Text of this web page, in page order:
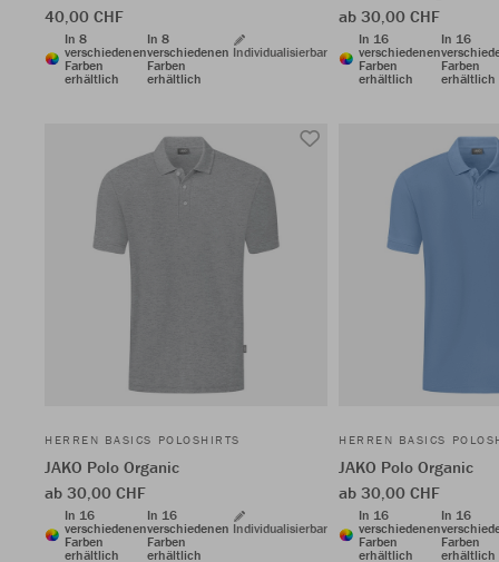
40,00 CHF
In 8
verschiedenen
Farben
erhältlich
In 8
verschiedenen
Farben
erhältlich
Individualisierbar
ab 30,00 CHF
In 16
verschiedenen
Farben
erhältlich
In 16
Farben
erhältlich
HERREN BASICS POLOSHIRTS
JAKO Polo Organic
ab 30,00 CHF
In 16
verschiedenen
Farben
erhältlich
In 16
verschiedenen
Farben
erhältlich
Individualisierbar
HERREN BASICS
JAKO Polo Organic
ab 30,00 CHF
In 16
verschiedenen
Farben
erhältlich
In 16
Farben
erhältlich